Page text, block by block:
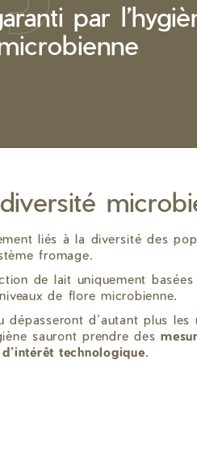
par
liés à la diversité des
fromage.
de lait uniquement basées
de flore microbienne.
d’autant plus
sauront prendre des
technologique.